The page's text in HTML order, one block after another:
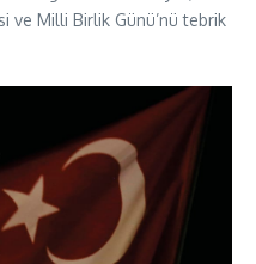
ve Milli Birlik Günü’nü tebrik